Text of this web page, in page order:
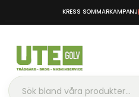
KRESS SOMMARKAMPANJ